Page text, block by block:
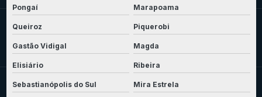
Pongaí Marapoama
Queiroz Piquerobi
Gastão Vidigal Magda
Elisiário Ribeira
Sebastianópolis do Sul Mira Estrela